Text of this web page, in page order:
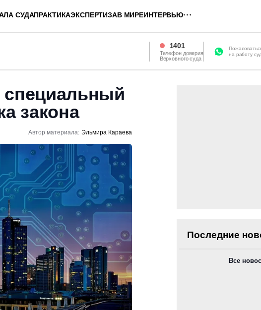
СУДАПРАКТИКАЭКСПЕРТИЗАВ МИРЕИНТЕРВЬЮ
1401
Телефон доверия
Верховного суда
на работу
специальный
закона
Автор материала: Эльмира Караева
Последние
Все